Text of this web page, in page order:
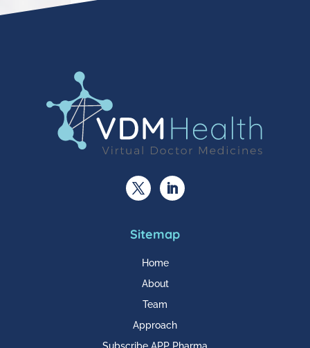
Sitemap
Home
About
Team
Approach